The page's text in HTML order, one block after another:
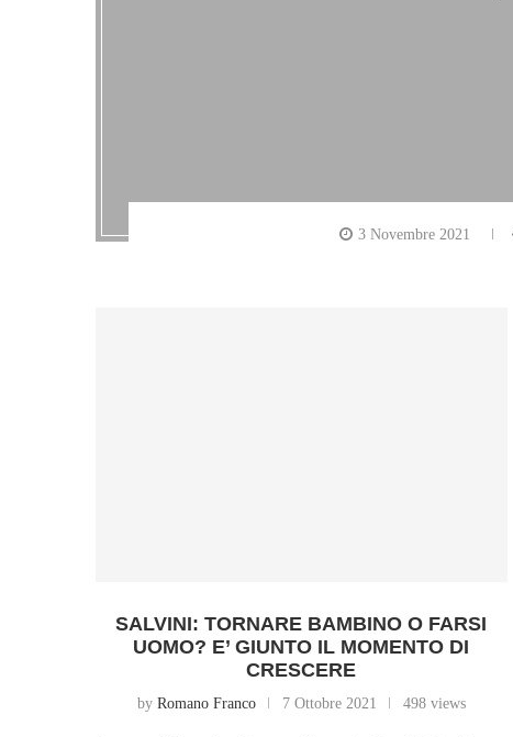
3 Novembre 2021
SALVINI: TORNARE BAMBINO O FARSI
UOMO? E’ GIUNTO IL MOMENTO DI
CRESCERE
by Romano Franco 7 Ottobre 2021 498 views